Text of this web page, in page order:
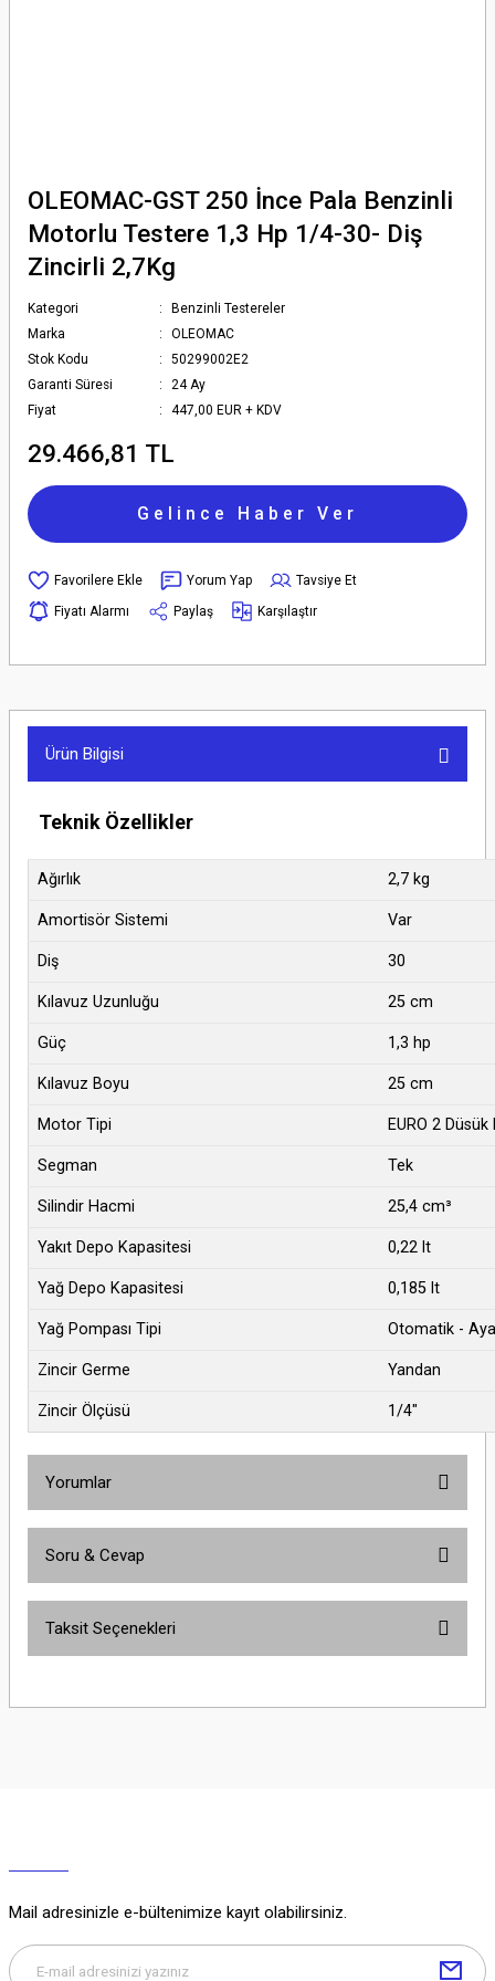
OLEOMAC-GST 250 İnce Pala Benzinli
Motorlu Testere 1,3 Hp 1/4-30- Diş
Zincirli 2,7Kg
Kategori
Benzinli Testereler
Marka
OLEOMAC
Stok Kodu
50299002E2
Garanti Süresi
24 Ay
Fiyat
447,00 EUR + KDV
29.466,81 TL
Gelince Haber Ver
Yorum Yap
Tavsiye Et
Fiyatı Alarmı
Paylaş Karşılaştır
Ürün Bilgisi
Teknik Özellikler
Ağırlık 2,7 kg
Amortisör Sistemi Var
Diş 30
Kılavuz Uzunluğu 25 cm
Güç 1,3 hp
Kılavuz Boyu 25 cm
Motor Tipi EURO 2
Segman Tek
Silindir Hacmi 25,4 cm³
Yakıt Depo Kapasitesi 0,22 lt
Yağ Depo Kapasitesi 0,185 lt
Yağ Pompası Tipi Otomatik -
Zincir Germe Yandan
Zincir Ölçüsü 1/4"
Yorumlar
Soru & Cevap
Soru Sor
Taksit Seçenekleri
Mail adresinizle e-bültenimize kayıt olabilirsiniz.